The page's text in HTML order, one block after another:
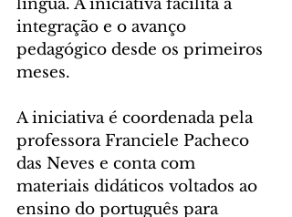
língua. A iniciativa facilita a
integração e o avanço
pedagógico desde os primeiros
meses.
A iniciativa é coordenada pela
professora Franciele Pacheco
das Neves e conta com
materiais didáticos voltados ao
ensino do português para